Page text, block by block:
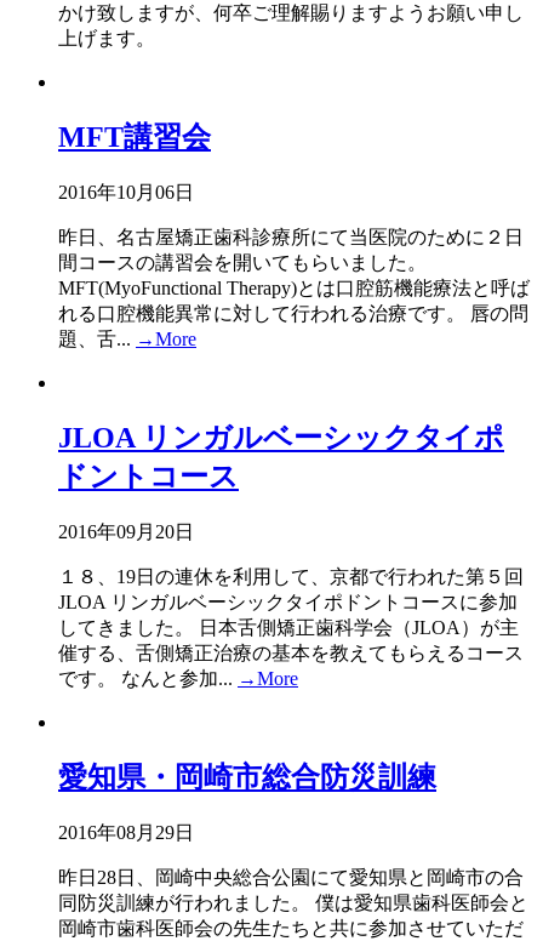
かけ致しますが、何卒ご理解賜りますようお願い申し
上げます。
MFT講習会
2016年10月06日
昨日、名古屋矯正歯科診療所にて当医院のために２日
間コースの講習会を開いてもらいました。
MFT(MyoFunctional Therapy)とは口腔筋機能療法と呼ば
れる口腔機能異常に対して行われる治療です。 唇の問
題、舌... →More
JLOA リンガルベーシックタイポ
ドントコース
2016年09月20日
１８、19日の連休を利用して、京都で行われた第５回
JLOA リンガルベーシックタイポドントコースに参加
してきました。 日本舌側矯正歯科学会（JLOA）が主
催する、舌側矯正治療の基本を教えてもらえるコース
です。 なんと参加... →More
愛知県・岡崎市総合防災訓練
2016年08月29日
昨日28日、岡崎中央総合公園にて愛知県と岡崎市の合
同防災訓練が行われました。 僕は愛知県歯科医師会と
岡崎市歯科医師会の先生たちと共に参加させていただ